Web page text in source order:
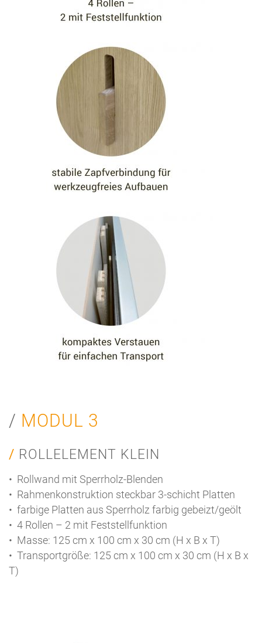
MODUL 3
ROLLELEMENT KLEIN
• Rollwand mit Sperrholz-Blenden
• Rahmenkonstruktion steckbar 3-schicht Platten
• farbige Platten aus Sperrholz farbig gebeizt/geölt
• 4 Rollen – 2 mit Feststellfunktion
• Masse: 125 cm x 100 cm x 30 cm (H x B x T)
• Transportgröße: 125 cm x 100 cm x 30 cm (H x B x
T)